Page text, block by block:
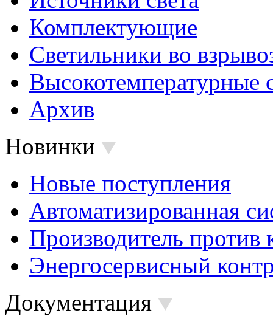
Комплектующие
Светильники во
Высокотемпературные
Архив
Новинки
Новые поступления
Автоматизированная
Производитель против
Энергосервисный
Документация